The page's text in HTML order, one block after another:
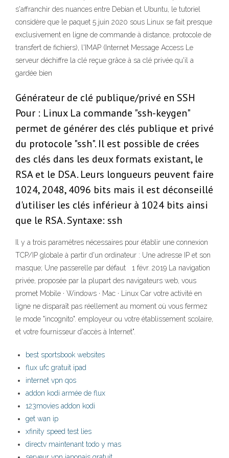
s'affranchir des nuances entre Debian et Ubuntu, le tutoriel
considère que le paquet 5 juin 2020 sous Linux se fait presque
exclusivement en ligne de commande à distance, protocole de
transfert de fichiers), l'IMAP (Internet Message Access Le
serveur déchiffre la clé reçue grâce à sa clé privée qu'il a
gardée bien
Générateur de clé publique/privé en SSH
Pour : Linux La commande "ssh-keygen"
permet de générer des clés publique et privé
du protocole "ssh". Il est possible de crées
des clés dans les deux formats existant, le
RSA et le DSA. Leurs longueurs peuvent faire
1024, 2048, 4096 bits mais il est déconseillé
d'utiliser les clés inférieur à 1024 bits ainsi
que le RSA. Syntaxe: ssh
Il y a trois paramètres nécessaires pour établir une connexion
TCP/IP globale à partir d'un ordinateur : Une adresse IP et son
masque; Une passerelle par défaut 1 févr. 2019 La navigation
privée, proposée par la plupart des navigateurs web, vous
promet Mobile · Windows · Mac · Linux Car votre activité en
ligne ne disparaît pas réellement au moment où vous fermez
le mode "incognito". employeur ou votre établissement scolaire,
et votre fournisseur d'accès à Internet".
best sportsbook websites
flux ufc gratuit ipad
internet vpn qos
addon kodi armée de flux
123movies addon kodi
get wan ip
xfinity speed test lies
directv maintenant todo y mas